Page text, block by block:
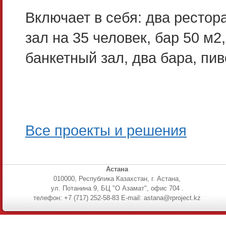
Включает в себя: два
зал на 35 человек, бар 50
банкетный зал, два бара,
Все проекты и решения
Астана
010000, Республика Казахстан, г. Астана,
ул. Потанина 9, БЦ "О Азамат", офис 704 .
телефон: +7 (717) 252-58-83 E-mail: astana@rproject.kz